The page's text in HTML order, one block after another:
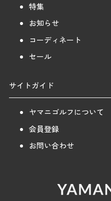
特集
お知らせ
コーディネート
セール
サイトガイド
ヤマニゴルフについて
会員登録
お問い合わせ